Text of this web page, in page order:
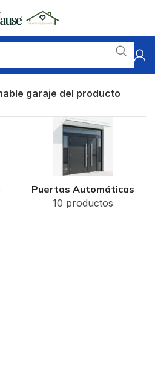
garaje del producto
Puertas Automáticas
10 productos